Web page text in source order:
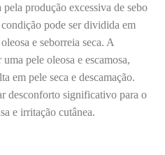
produção excessiva de sebo
pode ser dividida em
e seborreia seca. A
pele oleosa e escamosa,
em pele seca e descamação.
desconforto significativo para o
e irritação cutânea.